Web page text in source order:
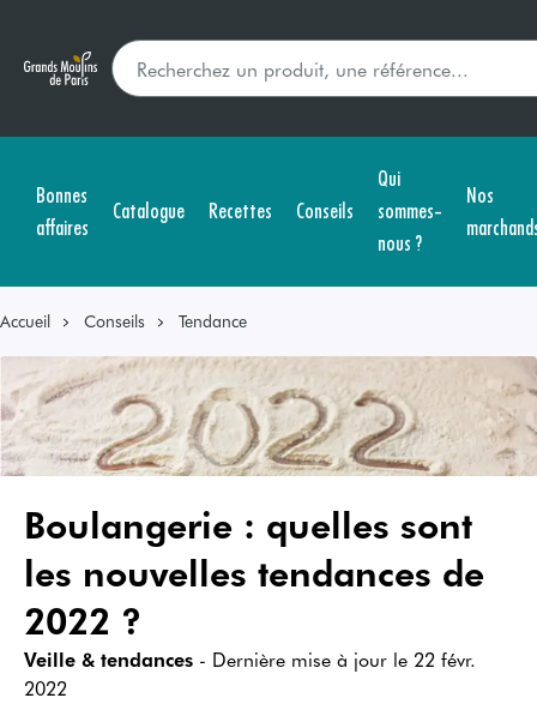
Bonnes
affaires
Catalogue Recettes Conseils
Qui
sommes-
nous ?
Nos
Accueil Conseils Tendance
Boulangerie : quelles sont
les nouvelles tendances de
2022 ?
Veille & tendances - Dernière mise à jour le 22 févr.
2022